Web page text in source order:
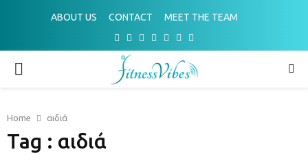
ABOUT US CONTACT
MEET THE TEAM
Facebook
TwitterInstagram
Pinterest
Youtube
Email
PRIMARY
Home αιδιά
Tag : αιδιά